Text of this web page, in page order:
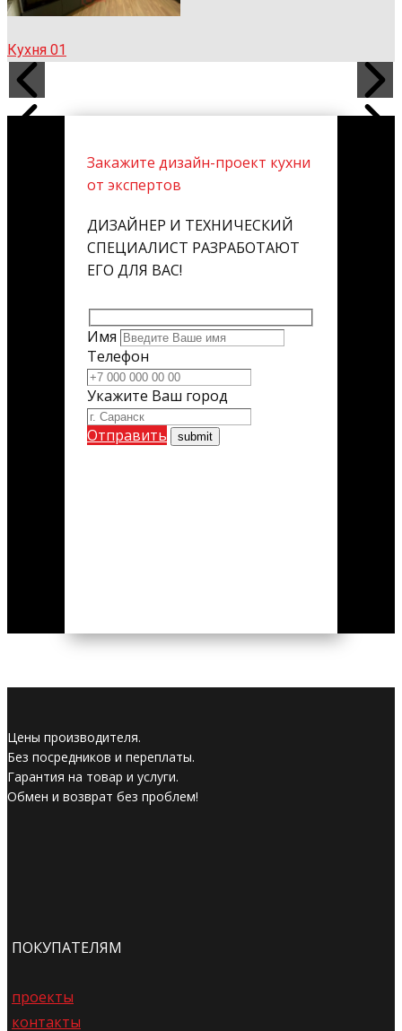
Кухня 01
Закажите дизайн-проект кухни
от экспертов
ДИЗАЙНЕР И ТЕХНИЧЕСКИЙ
СПЕЦИАЛИСТ РАЗРАБОТАЮТ
ЕГО ДЛЯ ВАС!
Имя
Телефон
Укажите Ваш город
Отправить
Цены производителя.
Без посредников и переплаты.
Гарантия на товар и услуги.
Обмен и возврат без проблем!
ПОКУПАТЕЛЯМ
проекты
контакты